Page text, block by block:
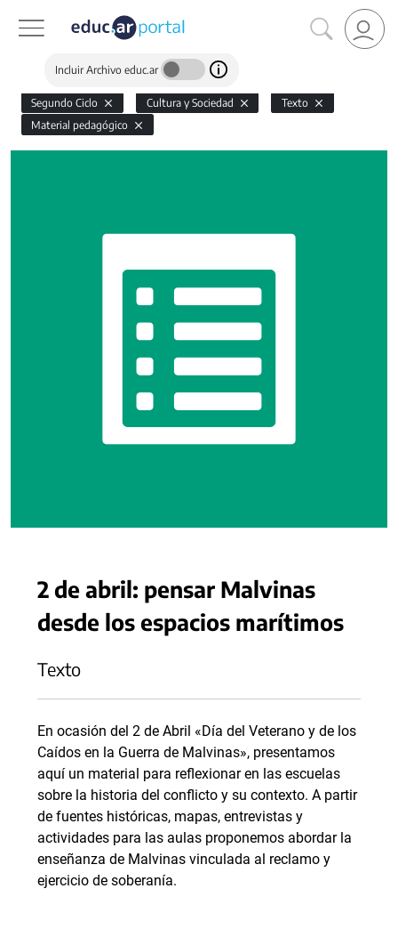
Incluir Archivo educ.ar
Segundo Ciclo Cultura y Sociedad
Texto
Material pedagógico
2 de abril: pensar Malvinas
desde los espacios marítimos
Texto
En ocasión del 2 de Abril «Día del Veterano y de los
Caídos en la Guerra de Malvinas», presentamos
aquí un material para reflexionar en las escuelas
sobre la historia del conflicto y su contexto. A partir
de fuentes históricas, mapas, entrevistas y
actividades para las aulas proponemos abordar la
enseñanza de Malvinas vinculada al reclamo y
ejercicio de soberanía.